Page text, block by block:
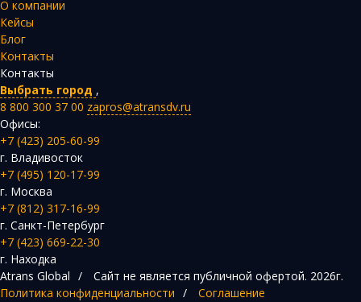
О компании
Кейсы
Блог
Контакты
Контакты
Выбрать город ,
8 800 300 37 00 zapros@atransdv.ru
Офисы:
+7 (423) 205-60-99
г. Владивосток
+7 (495) 120-17-99
г. Москва
+7 (812) 317-16-99
г. Санкт-Петербург
+7 (423) 669-22-30
г. Находка
Atrans Global / Сайт не является публичной офертой. 2026г.
Политика конфиденциальности / Соглашение